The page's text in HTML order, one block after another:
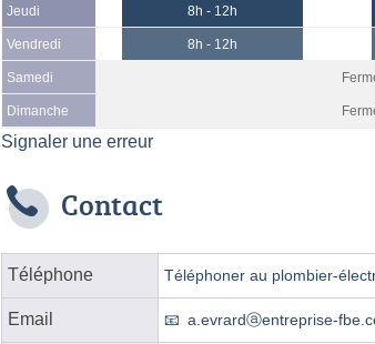
Jeudi 8h - 12h
Vendredi 8h - 12h
Samedi
Dimanche
Signaler une erreur
Contact
Téléphone Téléphoner au plombier-
Email a.evrardⓐentreprise-